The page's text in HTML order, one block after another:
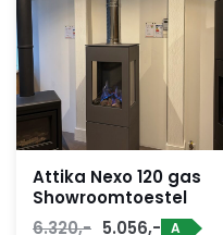
Attika Nexo 120 gas
Showroomtoestel
6.320,- Oorspronkelijke
5.056,- Huidige
A